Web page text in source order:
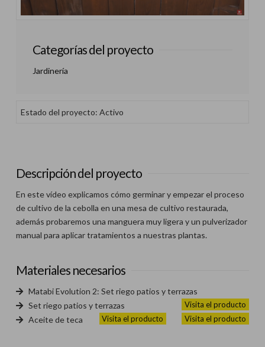
Categorías del proyecto
Jardinería
Estado del proyecto: Activo
Descripción del proyecto
En este vídeo explicamos cómo germinar y empezar el proceso
de cultivo de la cebolla en una mesa de cultivo restaurada,
además probaremos una manguera muy ligera y un pulverizador
manual para aplicar tratamientos a nuestras plantas.
Materiales necesarios
Matabi Evolution 2: Set riego patios y terrazas
Visita el producto
Set riego patios y terrazas
Visita el producto
Aceite de teca Visita el producto